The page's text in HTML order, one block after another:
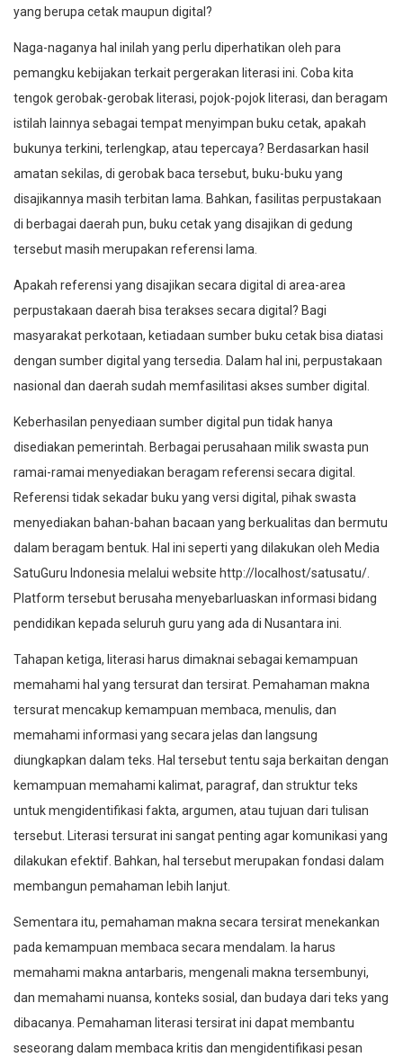
yang berupa cetak maupun digital?
Naga-naganya hal inilah yang perlu diperhatikan oleh para
pemangku kebijakan terkait pergerakan literasi ini. Coba kita
tengok gerobak-gerobak literasi, pojok-pojok literasi, dan beragam
istilah lainnya sebagai tempat menyimpan buku cetak, apakah
bukunya terkini, terlengkap, atau tepercaya? Berdasarkan hasil
amatan sekilas, di gerobak baca tersebut, buku-buku yang
disajikannya masih terbitan lama. Bahkan, fasilitas perpustakaan
di berbagai daerah pun, buku cetak yang disajikan di gedung
tersebut masih merupakan referensi lama.
Apakah referensi yang disajikan secara digital di area-area
perpustakaan daerah bisa terakses secara digital? Bagi
masyarakat perkotaan, ketiadaan sumber buku cetak bisa diatasi
dengan sumber digital yang tersedia. Dalam hal ini, perpustakaan
nasional dan daerah sudah memfasilitasi akses sumber digital.
Keberhasilan penyediaan sumber digital pun tidak hanya
disediakan pemerintah. Berbagai perusahaan milik swasta pun
ramai-ramai menyediakan beragam referensi secara digital.
Referensi tidak sekadar buku yang versi digital, pihak swasta
menyediakan bahan-bahan bacaan yang berkualitas dan bermutu
dalam beragam bentuk. Hal ini seperti yang dilakukan oleh Media
SatuGuru Indonesia melalui website http://localhost/satusatu/.
Platform tersebut berusaha menyebarluaskan informasi bidang
pendidikan kepada seluruh guru yang ada di Nusantara ini.
Tahapan ketiga, literasi harus dimaknai sebagai kemampuan
memahami hal yang tersurat dan tersirat. Pemahaman makna
tersurat mencakup kemampuan membaca, menulis, dan
memahami informasi yang secara jelas dan langsung
diungkapkan dalam teks. Hal tersebut tentu saja berkaitan dengan
kemampuan memahami kalimat, paragraf, dan struktur teks
untuk mengidentifikasi fakta, argumen, atau tujuan dari tulisan
tersebut. Literasi tersurat ini sangat penting agar komunikasi yang
dilakukan efektif. Bahkan, hal tersebut merupakan fondasi dalam
membangun pemahaman lebih lanjut.
Sementara itu, pemahaman makna secara tersirat menekankan
pada kemampuan membaca secara mendalam. Ia harus
memahami makna antarbaris, mengenali makna tersembunyi,
dan memahami nuansa, konteks sosial, dan budaya dari teks yang
dibacanya. Pemahaman literasi tersirat ini dapat membantu
seseorang dalam membaca kritis dan mengidentifikasi pesan